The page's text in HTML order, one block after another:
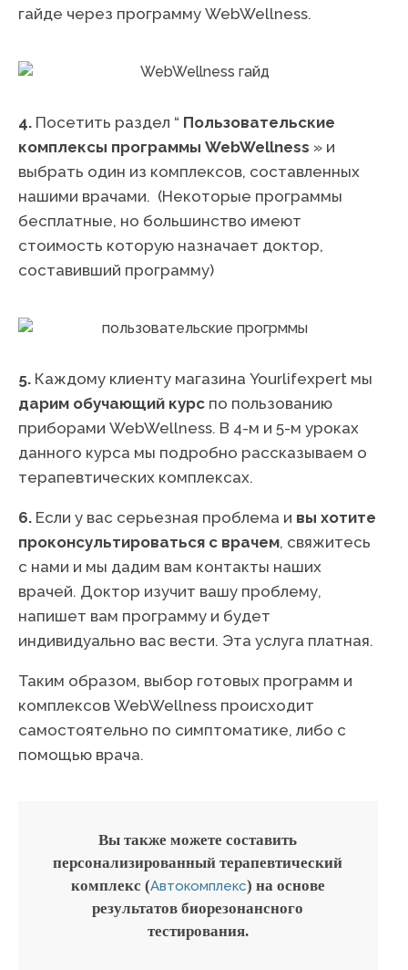
гайде через программу WebWellness.
4. Посетить раздел “ Пользовательские
комплексы программы WebWellness » и
выбрать один из комплексов, составленных
нашими врачами. (Некоторые программы
бесплатные, но большинство имеют
стоимость которую назначает доктор,
составивший программу)
5. Каждому клиенту магазина Yourlifexpert мы
дарим обучающий курс по пользованию
приборами WebWellness. В 4-м и 5-м уроках
данного курса мы подробно рассказываем о
терапевтических комплексах.
6. Если у вас серьезная проблема и вы хотите
проконсультироваться с врачем, свяжитесь
с нами и мы дадим вам контакты наших
врачей. Доктор изучит вашу проблему,
напишет вам программу и будет
индивидуально вас вести. Эта услуга платная.
Таким образом, выбор готовых программ и
комплексов WebWellness происходит
самостоятельно по симптоматике, либо с
помощью врача.
Вы также можете составить
персонализированный терапевтический
комплекс (Автокомплекс) на основе
результатов биорезонансного
тестирования.